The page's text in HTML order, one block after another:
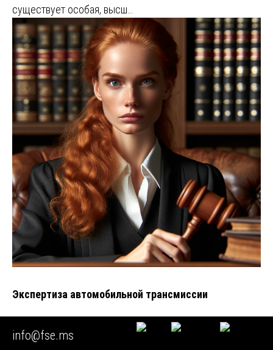
существует особая, высш…
Экспертиза автомобильной трансмиссии
Введение: Что скрывается за термином «ситуационная
экспертиза»? В мире судебной медицины и права
info@fse.ms